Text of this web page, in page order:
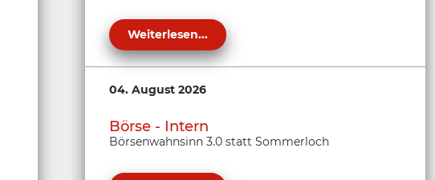
Weiterlesen...
04. August 2026
Börse - Intern
Börsenwahnsinn 3.0 statt Sommerloch